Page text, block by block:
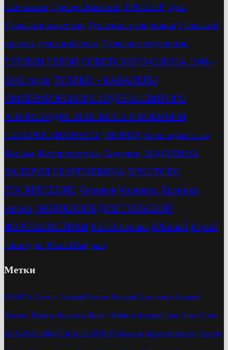
Стечкины Трещев Евгений ТРО СПР Тула
Тульские известия Тульские суворовцы Тульский
кремль тульский поэт Тульское отделение
ТУЛЯКИ ГЕРОИ СОВЕТСКОГО СОЮЗА 1941–
1942 годов ТУЛЯКИ – КАВАЛЕРЫ
ИМПЕРАТОРСКОГО ОРДЕНА СВЯТОГО
АЛЕКСАНДРА НЕВСКОГО В ВОЕННОЙ
ГАЛЕРЕЕ ЗИМНЕГО ДВОРЦА Урок мужества
Фильм Фоторепортаж Ходулин ХОДУЛИНА
ВАЛЕРИЯ ГЕОРГИЕВИЧА ХРИСТОВО
ВОСКРЕСЕНИЕ Чириков Чириков. Хроника
жизни ЭНЦИКЛОПЕДИЯ ТУЛЬСКОЙ
ЖУРНАЛИСТИКИ Ю.Н.Озерова Юбилей Юрий
Цкипури Яков Шафран
Метки
8 МАРТА Алексин Валерий Маслов Валерий Савостьянов Валерий
Ходулин Встреча Выставка Жуков Из Книги История Тулы Книга Книги
МАКАРОВ НИКОЛАЙ АЛЕКСЕЕВИЧ Макаров Макаров Николай Маслов